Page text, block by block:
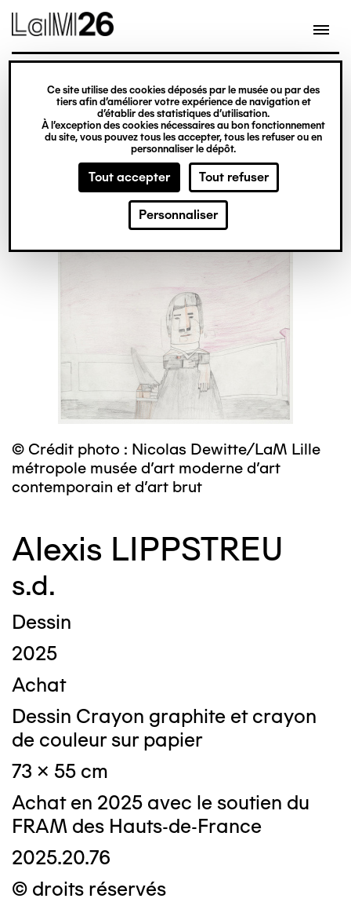
Gestion des cookies
Ce site utilise des cookies déposés par le musée ou par des
tiers afin d’améliorer votre expérience de navigation et
d’établir des statistiques d’utilisation.
À l’exception des cookies nécessaires au bon fonctionnement
du site, vous pouvez tous les accepter, tous les refuser ou en
personnaliser le dépôt.
Tout accepter Tout refuser
Personnaliser
contenu
© Crédit photo : Nicolas Dewitte/LaM Lille
métropole musée d’art moderne d’art
contemporain et d’art brut
Alexis LIPPSTREU
s.d.
Dessin
2025
Achat
Dessin Crayon graphite et crayon
de couleur sur papier
73 x 55 cm
Achat en 2025 avec le soutien du
FRAM des Hauts-de-France
2025.20.76
© droits réservés